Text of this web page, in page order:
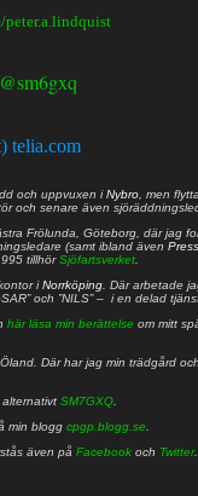
peter.a.lindquist
@sm6gxq
telia.com
och uppvuxen iNybro , men
och senare även
Frölunda, Göteborg, där jag
(samt ibland även
tillhörSjöfartsverket
iNorrköping . Där arbetade
och ”NILS” – i en delad
här läsa min berättelse om mitt
Där har jag min trädgård
alternativt SM7GXQ
min blogg cpgp.blogg.se
även på Facebook och Twitter.